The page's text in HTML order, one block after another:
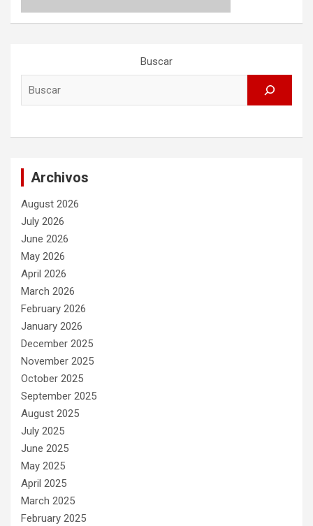
Buscar
Archivos
August 2026
July 2026
June 2026
May 2026
April 2026
March 2026
February 2026
January 2026
December 2025
November 2025
October 2025
September 2025
August 2025
July 2025
June 2025
May 2025
April 2025
March 2025
February 2025